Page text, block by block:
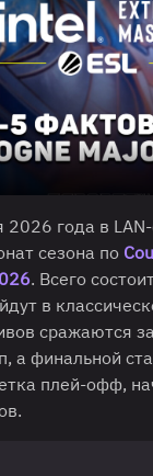
года в
сезона по
. Всего
в
сражаются
а финальной
плей-офф,